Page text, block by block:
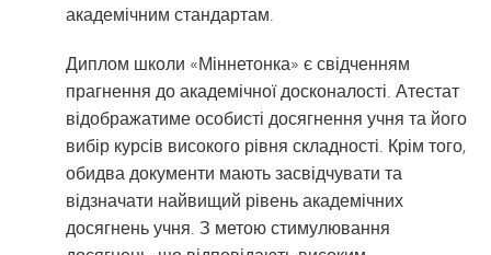
академічним стандартам.
Диплом школи «Міннетонка» є свідченням
прагнення до академічної досконалості. Атестат
відображатиме особисті досягнення учня та його
вибір курсів високого рівня складності. Крім того,
обидва документи мають засвідчувати та
відзначати найвищий рівень академічних
досягнень учня. З метою стимулювання